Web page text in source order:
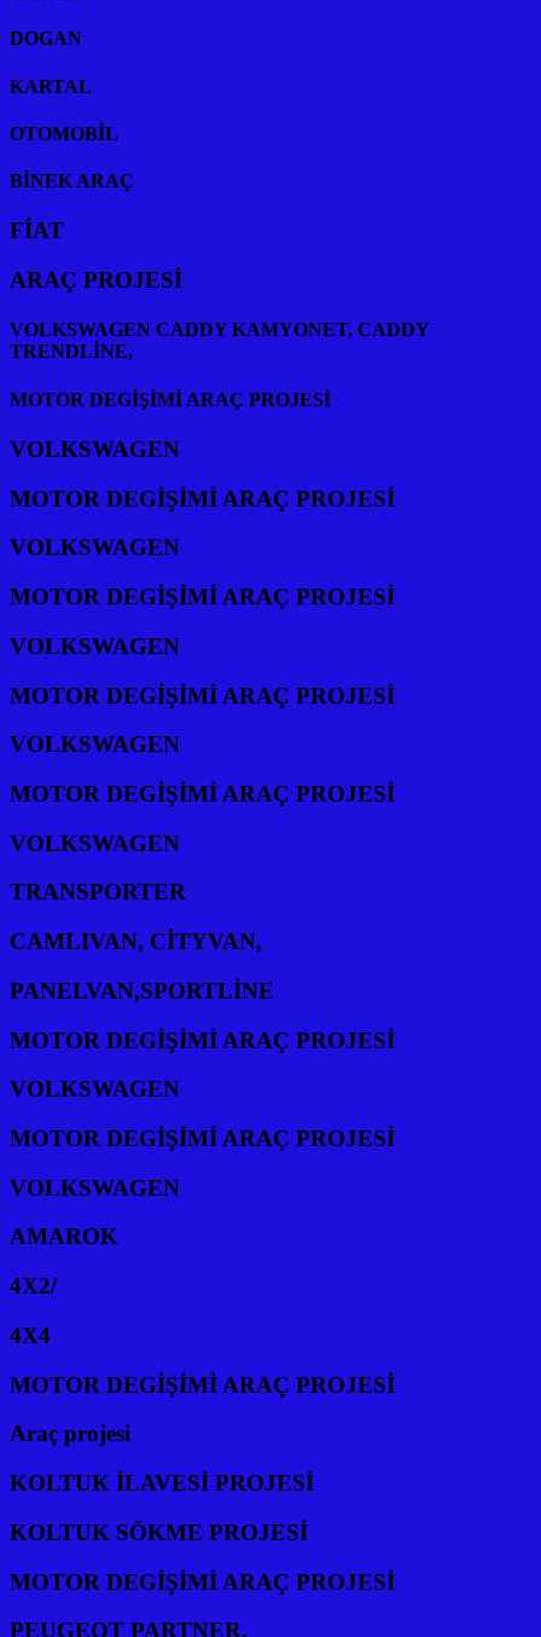
DOGAN
KARTAL
OTOMOBİL
BİNEK ARAÇ
FİAT
ARAÇ PROJESİ
VOLKSWAGEN CADDY KAMYONET, CADDY
TRENDLİNE,
MOTOR DEGİŞİMİ ARAÇ PROJESİ
VOLKSWAGEN
MOTOR DEGİŞİMİ ARAÇ PROJESİ
VOLKSWAGEN
MOTOR DEGİŞİMİ ARAÇ PROJESİ
VOLKSWAGEN
MOTOR DEGİŞİMİ ARAÇ PROJESİ
VOLKSWAGEN
MOTOR DEGİŞİMİ ARAÇ PROJESİ
VOLKSWAGEN
TRANSPORTER
CAMLIVAN, CİTYVAN,
PANELVAN,SPORTLİNE
MOTOR DEGİŞİMİ ARAÇ PROJESİ
VOLKSWAGEN
MOTOR DEGİŞİMİ ARAÇ PROJESİ
VOLKSWAGEN
AMAROK
4X2/
4X4
MOTOR DEGİŞİMİ ARAÇ PROJESİ
Araç projesi
KOLTUK İLAVESİ PROJESİ
KOLTUK SÖKME PROJESİ
MOTOR DEGİŞİMİ ARAÇ PROJESİ
PEUGEOT PARTNER,